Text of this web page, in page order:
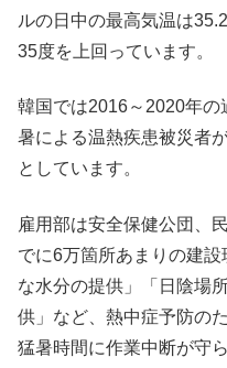
ルの日中の最高気温は
35度を上回っています。
韓国では2016～2020年
暑による温熱疾患被災者
としています。
雇用部は安全保健公団、
でに6万箇所あまりの建
な水分の提供」「日陰場
供」など、熱中症予防の
猛暑時間に作業中断が守